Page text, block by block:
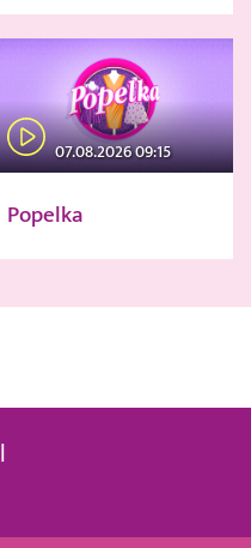
07.08.2026 09:15
Popelka